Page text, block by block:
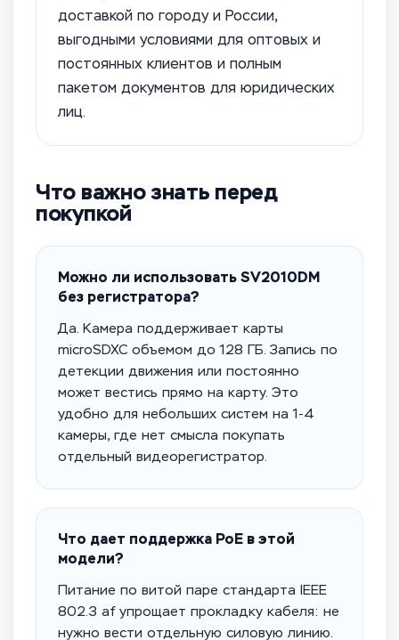
доставкой по городу и России,
выгодными условиями для оптовых и
постоянных клиентов и полным
пакетом документов для юридических
лиц.
Что важно знать перед
покупкой
Можно ли использовать SV2010DM
без регистратора?
Да. Камера поддерживает карты
microSDXC объемом до 128 ГБ. Запись по
детекции движения или постоянно
может вестись прямо на карту. Это
удобно для небольших систем на 1-4
камеры, где нет смысла покупать
отдельный видеорегистратор.
Что дает поддержка PoE в этой
модели?
Питание по витой паре стандарта IEEE
802.3 af упрощает прокладку кабеля: не
нужно вести отдельную силовую линию.